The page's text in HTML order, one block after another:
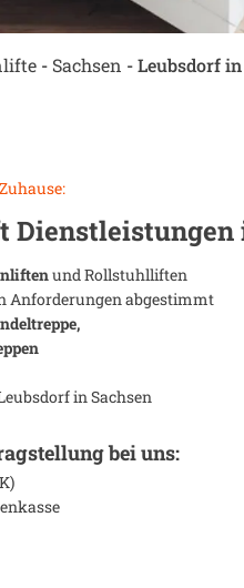
- Sachsen -Leubsdorf
und Rollstuhlliften
Anforderungen abgestimmt
in Sachsen
bei uns: